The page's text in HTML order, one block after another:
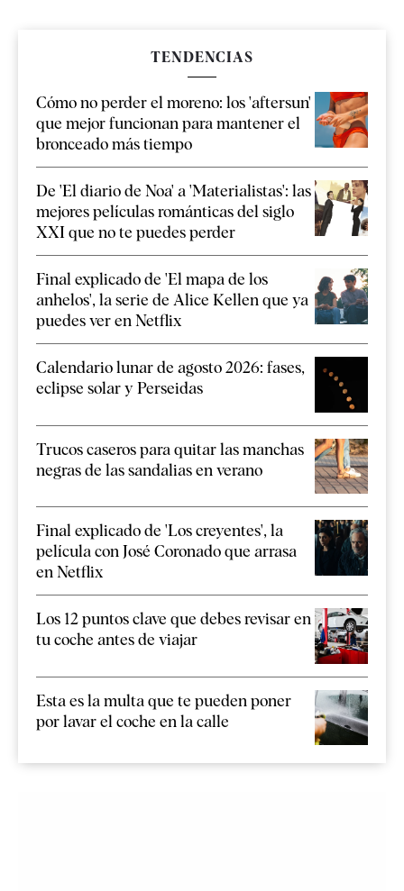
TENDENCIAS
Cómo no perder el moreno: los 'aftersun'
que mejor funcionan para mantener el
bronceado más tiempo
De 'El diario de Noa' a 'Materialistas': las
mejores películas románticas del siglo
XXI que no te puedes perder
Final explicado de 'El mapa de los
anhelos', la serie de Alice Kellen que ya
puedes ver en Netflix
Calendario lunar de agosto 2026: fases,
eclipse solar y Perseidas
Trucos caseros para quitar las manchas
negras de las sandalias en verano
Final explicado de 'Los creyentes', la
película con José Coronado que arrasa
en Netflix
Los 12 puntos clave que debes revisar en
tu coche antes de viajar
Esta es la multa que te pueden poner
por lavar el coche en la calle